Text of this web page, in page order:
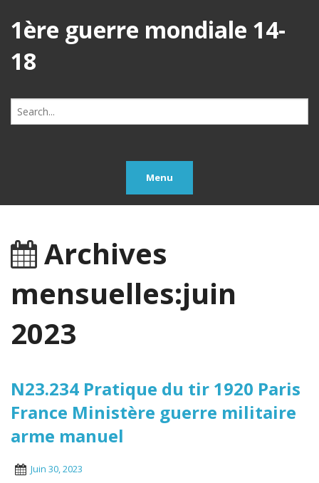
1ère guerre mondiale 14-
18
Search
for:
Menu
Archives
mensuelles:juin
2023
N23.234 Pratique du tir 1920 Paris
France Ministère guerre militaire
arme manuel
Juin 30, 2023